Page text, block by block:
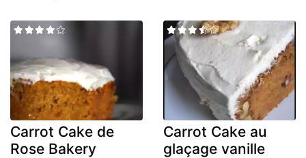
Carrot Cake de
Rose Bakery
Carrot Cake au
glaçage vanille